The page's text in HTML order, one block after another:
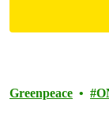
Greenpeace